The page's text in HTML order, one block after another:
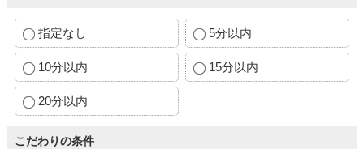
指定なし 5分以内
10分以内 15分以内
20分以内
こだわりの条件